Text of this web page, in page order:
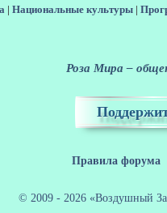
Национальные культуры
Роза Мира –
Правила форума
© 2009 - 2026 «Воздушный